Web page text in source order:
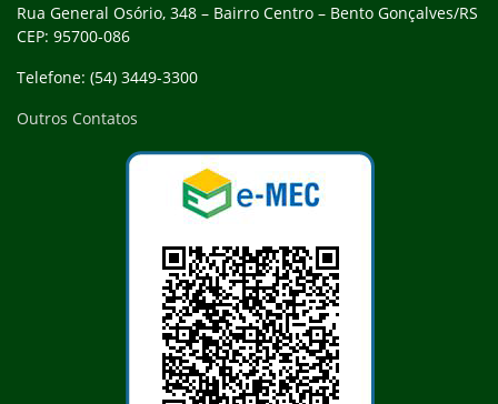
Rua General Osório, 348 – Bairro Centro – Bento Gonçalves/RS
CEP: 95700-086
Telefone: (54) 3449-3300
Outros Contatos